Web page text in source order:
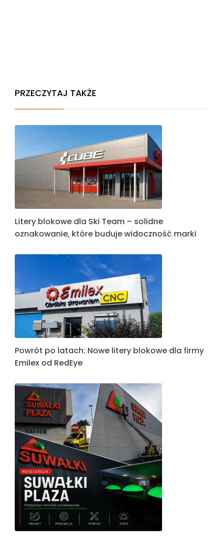
PRZECZYTAJ TAKŻE
Litery blokowe dla Ski Team – solidne
oznakowanie, które buduje widoczność marki
Powrót po latach: Nowe litery blokowe dla firmy
Emilex od RedEye